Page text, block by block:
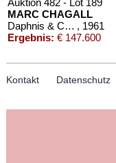
Auktion 482 - Lot 189
MARC CHAGALL
Daphnis & Chloé , 1961
Ergebnis: € 147.600
Kontakt Datenschutz